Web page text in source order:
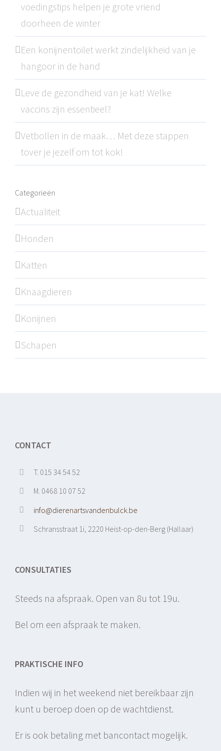
voedingstips helpen je grote vriend
doorheen de winter
Een konijnentoilet werkt zindelijkheid van je
hangoor in de hand
Leve de gezondheid van je kat! Welke
vaccins zijn essentieel?
Vetbollen in de maak… Met deze stappen
tover je jezelf om tot kok!
Categorieën
Actualiteit
Honden
Katten
Knaagdieren
Konijnen
Schapen
CONTACT
T. 015 34 54 52
M. 0468 10 07 52
info@dierenartsvandenbulck.be
Schransstraat 1i, 2220 Heist-op-den-Berg (Hallaar)
CONSULTATIES
Steeds na afspraak. Open van 8u tot 19u.
Bel om een afspraak te maken.
PRAKTISCHE INFO
Indien wij in het weekend niet bereikbaar zijn
kunt u beroep doen op de wachtdienst.
Er is ook betaling met bancontact mogelijk.